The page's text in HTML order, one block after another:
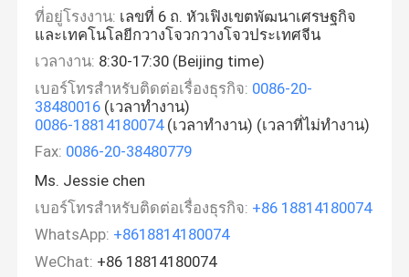
ที่อยู่โรงงาน: เลขที่ 6 ถ. หัวเฟิงเขตพัฒนาเศรษฐกิจ
และเทคโนโลยีกวางโจวกวางโจวประเทศจีน
เวลางาน: 8:30-17:30 (Beijing time)
เบอร์โทรสำหรับติดต่อเรื่องธุรกิจ: 0086-20-
38480016 (เวลาทำงาน)
0086-18814180074(เวลาทำงาน) (เวลาที่ไม่ทำงาน)
Fax: 0086-20-38480779
Ms. Jessie chen
เบอร์โทรสำหรับติดต่อเรื่องธุรกิจ: +86 18814180074
WhatsApp: +8618814180074
WeChat: +86 18814180074